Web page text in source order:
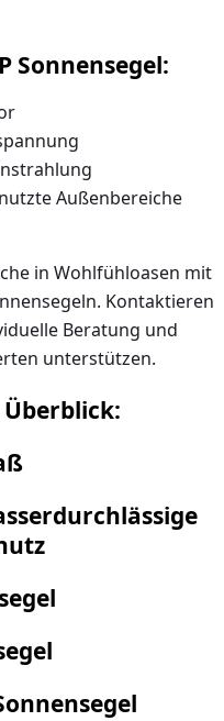
Sonnensegel:
Außenbereiche
in Wohlfühloasen mit
Kontaktieren
Beratung und
unterstützen.
Überblick: